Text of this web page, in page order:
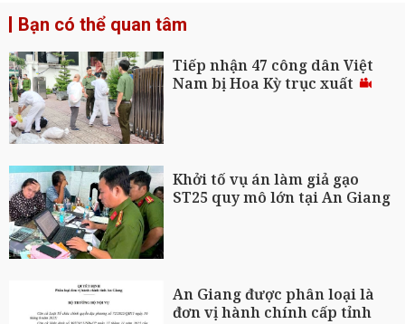
Bạn có thể quan tâm
Tiếp nhận 47 công dân Việt
Nam bị Hoa Kỳ trục xuất
Khởi tố vụ án làm giả gạo
ST25 quy mô lớn tại An Giang
An Giang được phân loại là
đơn vị hành chính cấp tỉnh